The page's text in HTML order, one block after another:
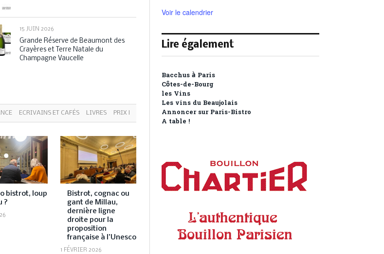
15 JUIN 2026
Grande Réserve de Beaumont des
Crayères et Terre Natale du
Champagne Vaucelle
ECRIVAINS ET CAFÉS LIVRES PRIX LITTÉRAIRES OBJETS CULTES PEINTURE
bistrot, loup
?
Bistrot, cognac ou
gant de Millau,
dernière ligne
droite pour la
proposition
française à l’Unesco
1 FÉVRIER 2026
Voir le calendrier
Lire également
Bacchus à Paris
Côtes-de-Bourg
les Vins
Les vins du Beaujolais
Annoncer sur Paris-Bistro
A table !